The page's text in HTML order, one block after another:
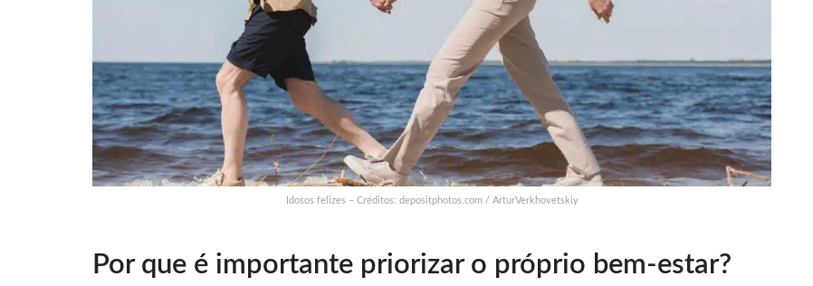
Idosos felizes – Créditos: depositphotos.com / ArturVerkhovetskiy
Por que é importante priorizar o próprio bem-estar?